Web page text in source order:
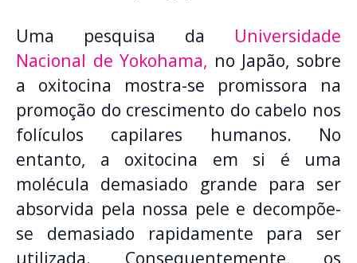
Uma pesquisa da Universidade
Nacional de Yokohama, no Japão, sobre
a oxitocina mostra-se promissora na
promoção do crescimento do cabelo nos
folículos capilares humanos. No
entanto, a oxitocina em si é uma
molécula demasiado grande para ser
absorvida pela nossa pele e decompõe-
se demasiado rapidamente para ser
utilizada. Consequentemente, os